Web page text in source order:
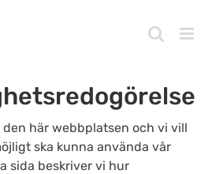
den här webbplatsen och vi vill
ska kunna använda vår
sida beskriver vi hur